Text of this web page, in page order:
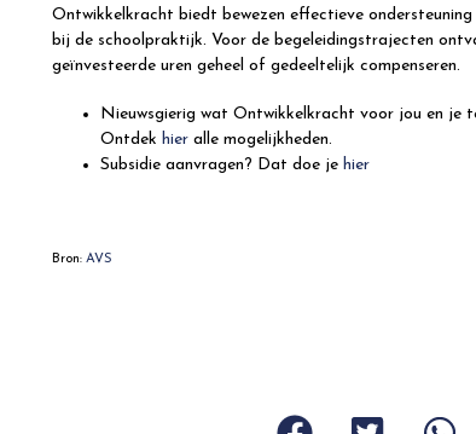
Ontwikkelkracht biedt bewezen effectieve
bij de schoolpraktijk. Voor de begeleidingstrajecten
geïnvesteerde uren geheel of gedeeltelijk compenseren.
Nieuwsgierig wat Ontwikkelkracht voor jou en je
Ontdek hier alle mogelijkheden.
Subsidie aanvragen? Dat doe je hier
Bron: AVS